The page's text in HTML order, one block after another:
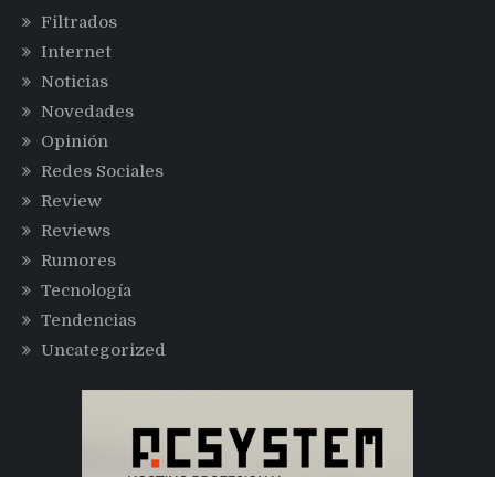
Filtrados
Internet
Noticias
Novedades
Opinión
Redes Sociales
Review
Reviews
Rumores
Tecnología
Tendencias
Uncategorized